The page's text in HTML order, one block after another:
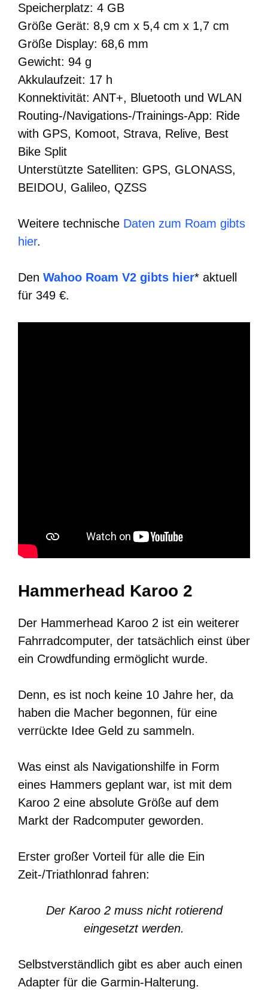
Speicherplatz: 4 GB
Größe Gerät: 8,9 cm x 5,4 cm x 1,7 cm
Größe Display: 68,6 mm
Gewicht: 94 g
Akkulaufzeit: 17 h
Konnektivität: ANT+, Bluetooth und WLAN
Routing-/Navigations-/Trainings-App: Ride
with GPS, Komoot, Strava, Relive, Best
Bike Split
Unterstützte Satelliten: GPS, GLONASS,
BEIDOU, Galileo, QZSS
Weitere technische Daten zum Roam gibts
hier.
Den Wahoo Roam V2 gibts hier* aktuell
für 349 €.
Hammerhead Karoo 2
Der Hammerhead Karoo 2 ist ein weiterer
Fahrradcomputer, der tatsächlich einst über
ein Crowdfunding ermöglicht wurde.
Denn, es ist noch keine 10 Jahre her, da
haben die Macher begonnen, für eine
verrückte Idee Geld zu sammeln.
Was einst als Navigationshilfe in Form
eines Hammers geplant war, ist mit dem
Karoo 2 eine absolute Größe auf dem
Markt der Radcomputer geworden.
Erster großer Vorteil für alle die Ein
Zeit-/Triathlonrad fahren:
Der Karoo 2 muss nicht rotierend
eingesetzt werden.
Selbstverständlich gibt es aber auch einen
Adapter für die Garmin-Halterung.